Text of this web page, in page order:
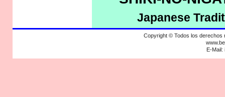
Japanese
Copyright © Todos los derechos
E-Mail: